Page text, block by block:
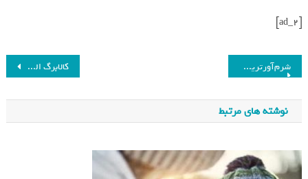
کالابرگ الکترونیکی تمدید شد_فرنگی شرم‌آورترین فراخوان‌های تکنولوژی؛ از گلکسی نوت ۷ تا تسلا سایبرتراک_فرنگی
نوشته های مرتبط